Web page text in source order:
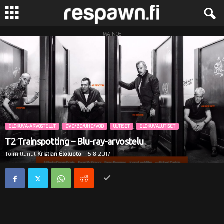
R
e
s
p
a
MAINOS
ELOKUVA-ARVOSTELUT DVD/BD/UHD/VOD UUTISET ELOKUVAUUTISET
T2 Trainspotting – Blu-ray-arvostelu
Toimittanut Kristian Eloluoto - 5.8.2017